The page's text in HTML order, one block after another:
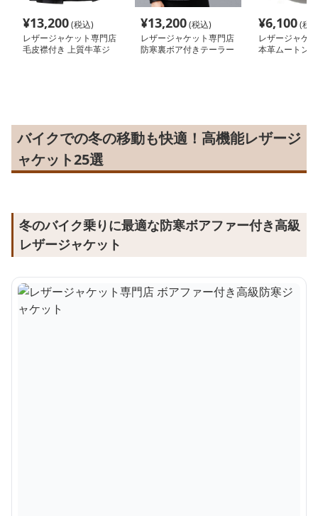
¥13,200(税込)
レザージャケット専門店
毛皮襟付き 上質牛革ジ
¥13,200(税込)
レザージャケット専門店
防寒裏ボア付きテーラー
¥6,100(税
レザージャケ
本革ムートン
バイクでの冬の移動も快適！高機能レザージ
ャケット25選
冬のバイク乗りに最適な防寒ボアファー付き高級
レザージャケット